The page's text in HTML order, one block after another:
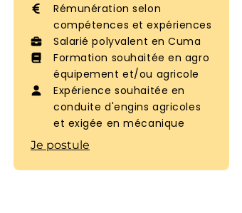
Rémunération selon
compétences et expériences
Salarié polyvalent en Cuma
Formation souhaitée en agro
équipement et/ou agricole
Expérience souhaitée en
conduite d'engins agricoles
et exigée en mécanique
Je postule